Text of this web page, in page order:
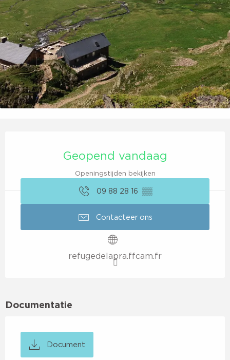
Geopend vandaag
Openingstijden bekijken
09 88 28 16 ▒▒
Contacteer ons
refugedelapra.ffcam.fr
Documentatie
Document